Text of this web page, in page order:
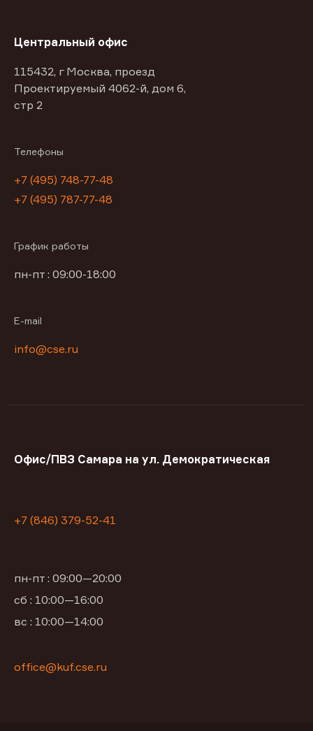
Центральный офис
115432, г Москва, проезд
Проектируемый 4062-й, дом 6,
стр 2
Телефоны
+7 (495) 748-77-48
+7 (495) 787-77-48
График работы
пн-пт : 09:00-18:00
E-mail
info@cse.ru
Офис/ПВЗ Самара на ул. Демократическая
+7 (846) 379-52-41
пн-пт : 09:00—20:00
сб : 10:00—16:00
вс : 10:00—14:00
office@kuf.cse.ru